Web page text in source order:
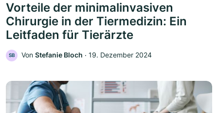
Vorteile der minimalinvasiven
Chirurgie in der Tiermedizin: Ein
Leitfaden für Tierärzte
SB Von Stefanie Bloch ‧ 19. Dezember 2024